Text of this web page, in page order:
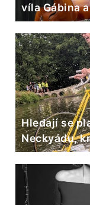
víla Gábina
Hledají se
Neckyádu,